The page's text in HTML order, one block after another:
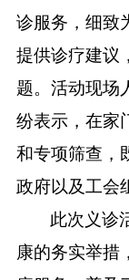
诊服务，细致
提供诊疗建议
题。活动现场
纷表示，在家
和专项筛查，
政府以及工会
此次义诊
康的务实举措